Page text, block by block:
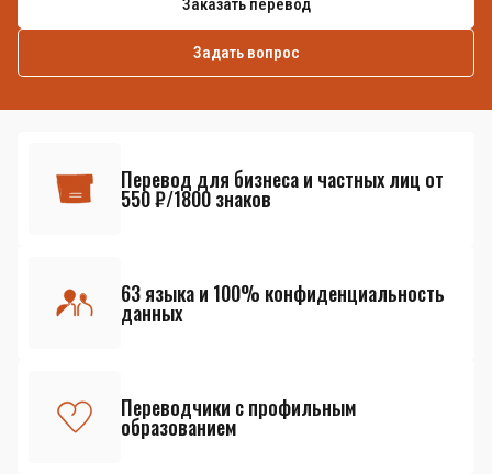
Заказать перевод
Задать вопрос
Перевод для бизнеса и частных лиц от
550 ₽/1800 знаков
63 языка и 100% конфиденциальность
данных
Переводчики с профильным
образованием